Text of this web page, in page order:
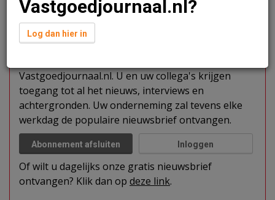
Verder lezen?
U kunt het artikel niet volledig lezen omdat u nog
Vastgoedjournaal.nl. U en uw collega's krijgen
toegang tot al het nieuws, interviews en
achtergronden. Uw onderneming zal tevens elke
werkdag de populaire nieuwsbrief ontvangen.
Abonnement afsluiten Inloggen
Of wilt u dagelijks onze gratis nieuwsbrief
ontvangen? Klik dan op deze link.
Vastgoedjournaal.nl?
Log dan hier in